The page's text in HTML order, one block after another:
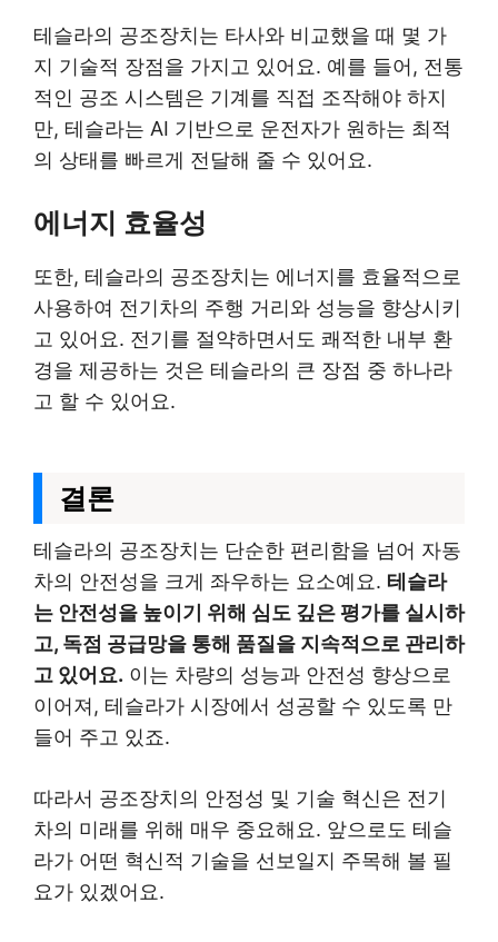
테슬라의 공조장치는 타사와 비교했을 때 몇 가
지 기술적 장점을 가지고 있어요. 예를 들어, 전통
적인 공조 시스템은 기계를 직접 조작해야 하지
만, 테슬라는 AI 기반으로 운전자가 원하는 최적
의 상태를 빠르게 전달해 줄 수 있어요.
에너지 효율성
또한, 테슬라의 공조장치는 에너지를 효율적으로
사용하여 전기차의 주행 거리와 성능을 향상시키
고 있어요. 전기를 절약하면서도 쾌적한 내부 환
경을 제공하는 것은 테슬라의 큰 장점 중 하나라
고 할 수 있어요.
결론
테슬라의 공조장치는 단순한 편리함을 넘어 자동
차의 안전성을 크게 좌우하는 요소예요. 테슬라
는 안전성을 높이기 위해 심도 깊은 평가를 실시하
고, 독점 공급망을 통해 품질을 지속적으로 관리하
고 있어요. 이는 차량의 성능과 안전성 향상으로
이어져, 테슬라가 시장에서 성공할 수 있도록 만
들어 주고 있죠.
따라서 공조장치의 안정성 및 기술 혁신은 전기
차의 미래를 위해 매우 중요해요. 앞으로도 테슬
라가 어떤 혁신적 기술을 선보일지 주목해 볼 필
요가 있겠어요.